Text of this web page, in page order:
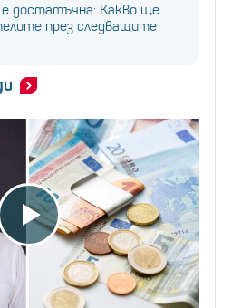
достатъчна: Какво ще
през следващите